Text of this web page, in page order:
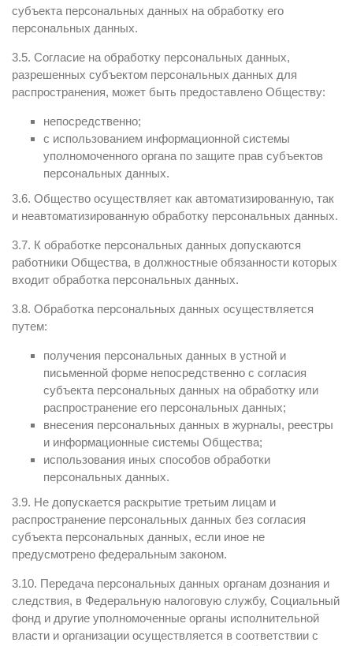
субъекта персональных данных на обработку его
персональных данных.
3.5. Согласие на обработку персональных данных,
разрешенных субъектом персональных данных для
распространения, может быть предоставлено Обществу:
непосредственно;
с использованием информационной системы
уполномоченного органа по защите прав субъектов
персональных данных.
3.6. Общество осуществляет как автоматизированную, так
и неавтоматизированную обработку персональных данных.
3.7. К обработке персональных данных допускаются
работники Общества, в должностные обязанности которых
входит обработка персональных данных.
3.8. Обработка персональных данных осуществляется
путем:
получения персональных данных в устной и
письменной форме непосредственно с согласия
субъекта персональных данных на обработку или
распространение его персональных данных;
внесения персональных данных в журналы, реестры
и информационные системы Общества;
использования иных способов обработки
персональных данных.
3.9. Не допускается раскрытие третьим лицам и
распространение персональных данных без согласия
субъекта персональных данных, если иное не
предусмотрено федеральным законом.
3.10. Передача персональных данных органам дознания и
следствия, в Федеральную налоговую службу, Социальный
фонд и другие уполномоченные органы исполнительной
власти и организации осуществляется в соответствии с